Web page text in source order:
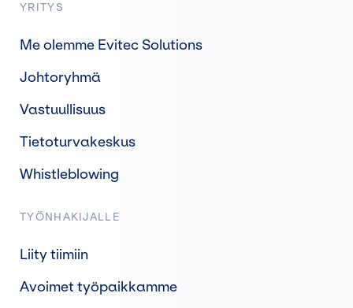
YRITYS
Me olemme Evitec Solutions
Johtoryhmä
Vastuullisuus
Tietoturvakeskus
Whistleblowing
TYÖNHAKIJALLE
Liity tiimiin
Avoimet työpaikkamme